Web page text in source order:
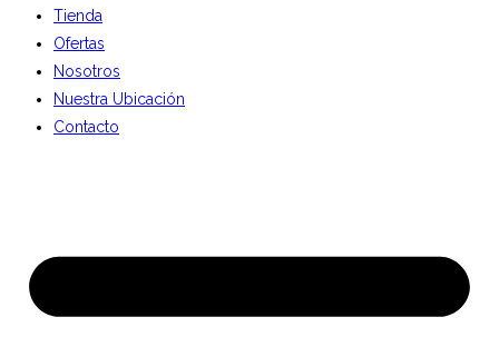
Tienda
Ofertas
Nosotros
Nuestra Ubicación
Contacto